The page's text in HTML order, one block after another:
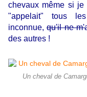
chevaux même si
"appelait" tous
inconnue,qu'il ne
des autres !
Un cheval de